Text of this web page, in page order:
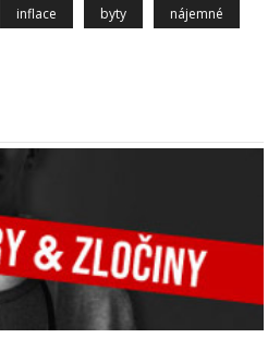
inflace byty nájemné